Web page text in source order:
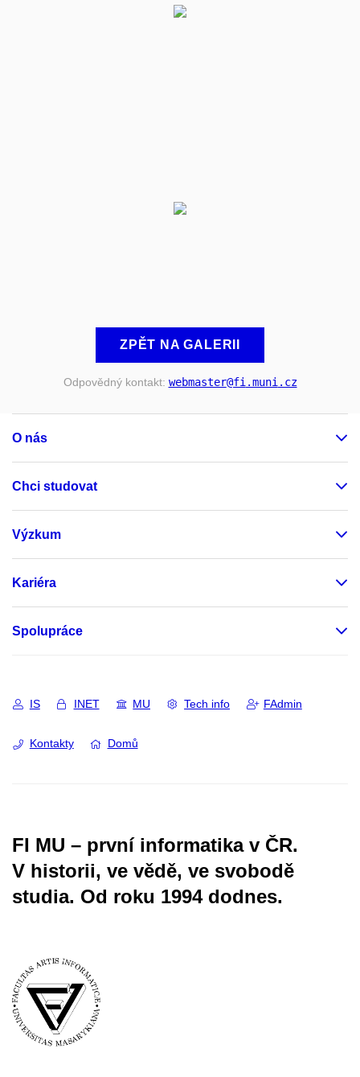
ZPĚT NA GALERII
Odpovědný kontakt: webmaster@fi .muni .cz
O nás
Chci studovat
Výzkum
Kariéra
Spolupráce
IS INET MU Tech info FAdmin
Kontakty Domů
FI MU – první informatika v ČR.
V historii, ve vědě, ve svobodě
studia. Od roku 1994 dodnes.